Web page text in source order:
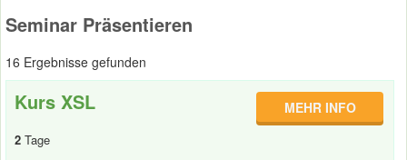
Seminar Präsentieren
16 Ergebnisse gefunden
Kurs XSL
2 Tage
MEHR INFO